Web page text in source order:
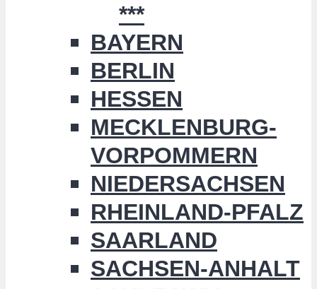
***
BAYERN
BERLIN
HESSEN
MECKLENBURG-
VORPOMMERN
NIEDERSACHSEN
RHEINLAND-PFALZ
SAARLAND
SACHSEN-ANHALT